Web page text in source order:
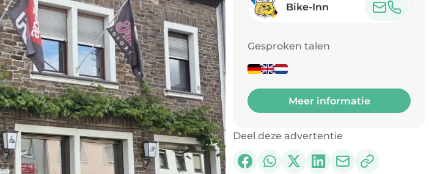
Bike-Inn
Gesproken talen
Meer informatie
Deel deze advertentie